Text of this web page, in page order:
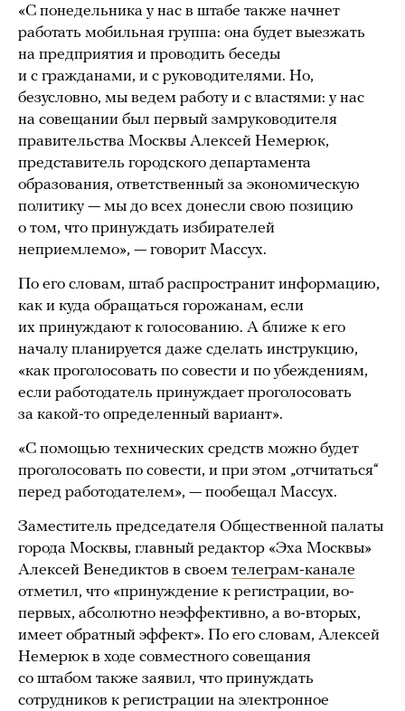
«С понедельника у нас в штабе также начнет
работать мобильная группа: она будет выезжать
на предприятия и проводить беседы
и с гражданами, и с руководителями. Но,
безусловно, мы ведем работу и с властями: у нас
на совещании был первый замруководителя
правительства Москвы Алексей Немерюк,
представитель городского департамента
образования, ответственный за экономическую
политику — мы до всех донесли свою позицию
о том, что принуждать избирателей
неприемлемо», — говорит Массух.
По его словам, штаб распространит информацию,
как и куда обращаться горожанам, если
их принуждают к голосованию. А ближе к его
началу планируется даже сделать инструкцию,
«как проголосовать по совести и по убеждениям,
если работодатель принуждает проголосовать
за какой-то определенный вариант».
«С помощью технических средств можно будет
проголосовать по совести, и при этом „отчитаться“
перед работодателем», — пообещал Массух.
Заместитель председателя Общественной палаты
города Москвы, главный редактор «Эха Москвы»
Алексей Венедиктов в своем телеграм-канале
отметил, что «принуждение к регистрации, во-
первых, абсолютно неэффективно, а во-вторых,
имеет обратный эффект». По его словам, Алексей
Немерюк в ходе совместного совещания
со штабом также заявил, что принуждать
сотрудников к регистрации на электронное